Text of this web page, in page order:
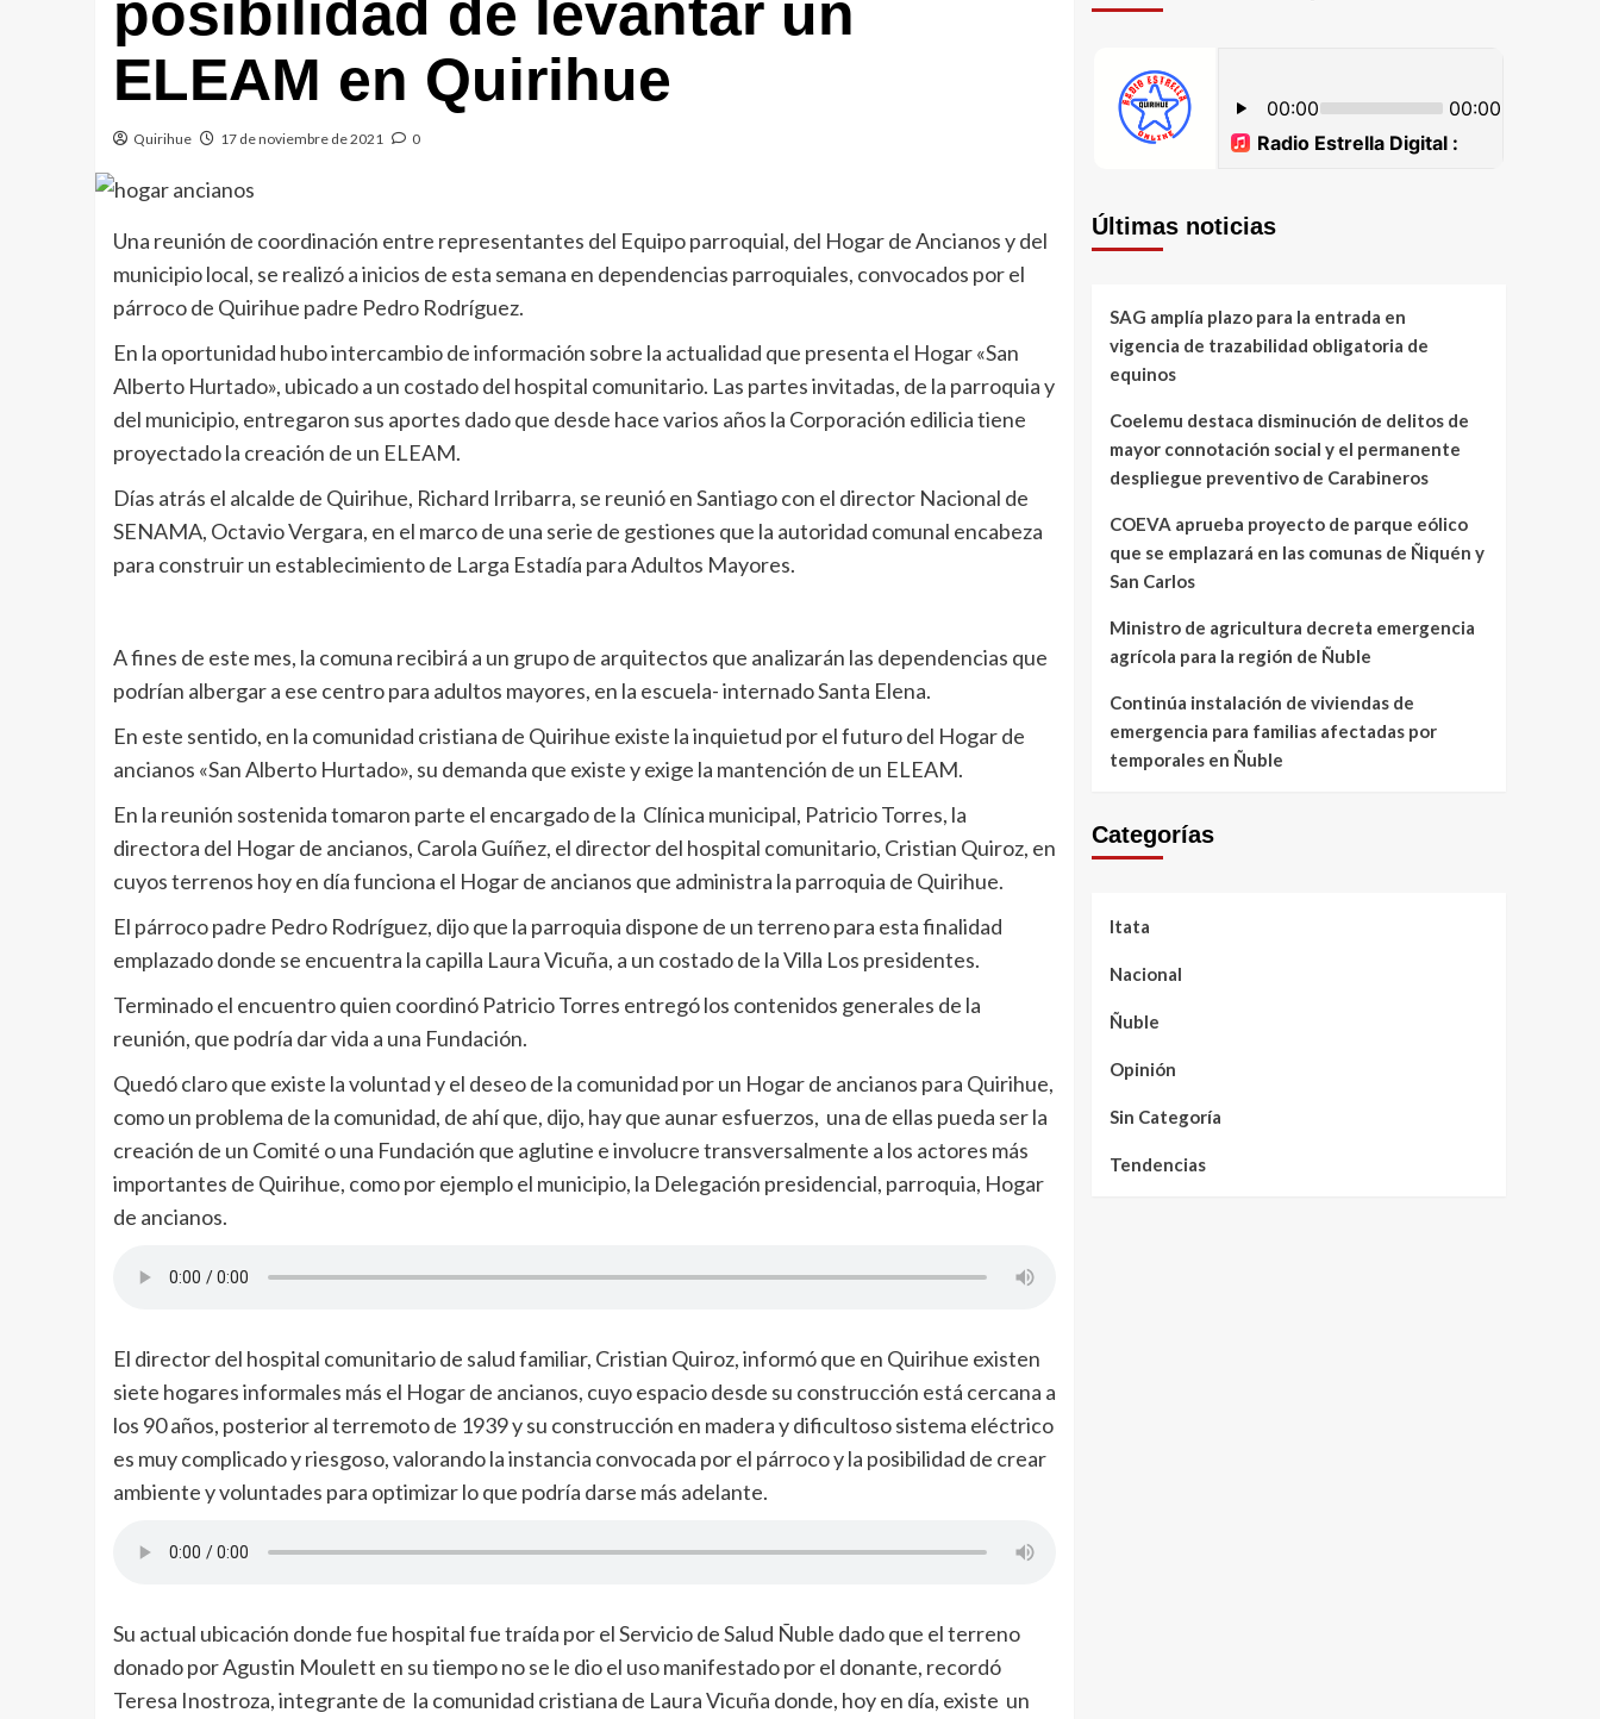
posibilidad de levantar un
ELEAM en Quirihue
Quirihue 17 de noviembre de 2021 0
Una reunión de coordinación entre representantes del Equipo parroquial, del Hogar de Ancianos y del
municipio local, se realizó a inicios de esta semana en dependencias parroquiales, convocados por el
párroco de Quirihue padre Pedro Rodríguez.
En la oportunidad hubo intercambio de información sobre la actualidad que presenta el Hogar «San
Alberto Hurtado», ubicado a un costado del hospital comunitario. Las partes invitadas, de la parroquia y
del municipio, entregaron sus aportes dado que desde hace varios años la Corporación edilicia tiene
proyectado la creación de un ELEAM.
Días atrás el alcalde de Quirihue, Richard Irribarra, se reunió en Santiago con el director Nacional de
SENAMA, Octavio Vergara, en el marco de una serie de gestiones que la autoridad comunal encabeza
para construir un establecimiento de Larga Estadía para Adultos Mayores.
A fines de este mes, la comuna recibirá a un grupo de arquitectos que analizarán las dependencias que
podrían albergar a ese centro para adultos mayores, en la escuela- internado Santa Elena.
En este sentido, en la comunidad cristiana de Quirihue existe la inquietud por el futuro del Hogar de
ancianos «San Alberto Hurtado», su demanda que existe y exige la mantención de un ELEAM.
En la reunión sostenida tomaron parte el encargado de la Clínica municipal, Patricio Torres, la
directora del Hogar de ancianos, Carola Guíñez, el director del hospital comunitario, Cristian Quiroz, en
cuyos terrenos hoy en día funciona el Hogar de ancianos que administra la parroquia de Quirihue.
El párroco padre Pedro Rodríguez, dijo que la parroquia dispone de un terreno para esta finalidad
emplazado donde se encuentra la capilla Laura Vicuña, a un costado de la Villa Los presidentes.
Terminado el encuentro quien coordinó Patricio Torres entregó los contenidos generales de la
reunión, que podría dar vida a una Fundación.
Quedó claro que existe la voluntad y el deseo de la comunidad por un Hogar de ancianos para Quirihue,
como un problema de la comunidad, de ahí que, dijo, hay que aunar esfuerzos, una de ellas pueda ser la
creación de un Comité o una Fundación que aglutine e involucre transversalmente a los actores más
importantes de Quirihue, como por ejemplo el municipio, la Delegación presidencial, parroquia, Hogar
de ancianos.
El director del hospital comunitario de salud familiar, Cristian Quiroz, informó que en Quirihue existen
siete hogares informales más el Hogar de ancianos, cuyo espacio desde su construcción está cercana a
los 90 años, posterior al terremoto de 1939 y su construcción en madera y dificultoso sistema eléctrico
es muy complicado y riesgoso, valorando la instancia convocada por el párroco y la posibilidad de crear
ambiente y voluntades para optimizar lo que podría darse más adelante.
Su actual ubicación donde fue hospital fue traída por el Servicio de Salud Ñuble dado que el terreno
donado por Agustin Moulett en su tiempo no se le dio el uso manifestado por el donante, recordó
Teresa Inostroza, integrante de la comunidad cristiana de Laura Vicuña donde, hoy en día, existe un
Últimas noticias
SAG amplía plazo para la entrada en
vigencia de trazabilidad obligatoria de
equinos
Coelemu destaca disminución de delitos de
mayor connotación social y el permanente
despliegue preventivo de Carabineros
COEVA aprueba proyecto de parque eólico
que se emplazará en las comunas de Ñiquén y
San Carlos
Ministro de agricultura decreta emergencia
agrícola para la región de Ñuble
Continúa instalación de viviendas de
emergencia para familias afectadas por
temporales en Ñuble
Categorías
Itata
Nacional
Ñuble
Opinión
Sin Categoría
Tendencias